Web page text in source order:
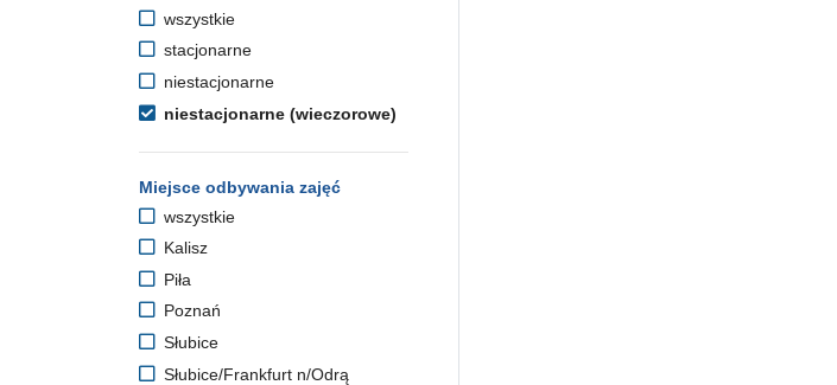
wszystkie
stacjonarne
niestacjonarne
niestacjonarne (wieczorowe)
Miejsce odbywania zajęć
wszystkie
Kalisz
Piła
Poznań
Słubice
Słubice/Frankfurt n/Odrą